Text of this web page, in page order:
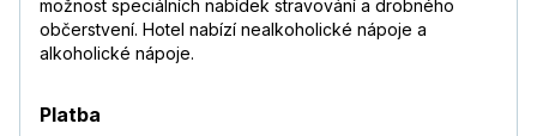
možnost speciálních nabídek stravování a drobného
občerstvení. Hotel nabízí nealkoholické nápoje a
alkoholické nápoje.
Platba